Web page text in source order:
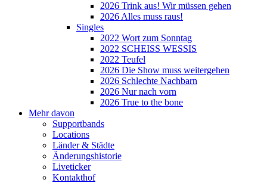
2026 Trink aus! Wir müssen gehen
2026 Alles muss raus!
Singles
2022 Wort zum Sonntag
2022 SCHEISS WESSIS
2022 Teufel
2026 Die Show muss weitergehen
2026 Schlechte Nachbarn
2026 Nur nach vorn
2026 True to the bone
Mehr davon
Supportbands
Locations
Länder & Städte
Änderungshistorie
Liveticker
Kontakthof